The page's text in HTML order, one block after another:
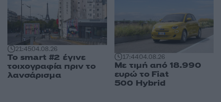
21:4504.08.26
Το smart #2 έγινε
τοιχογραφία πριν το
λανσάρισμα
17:4404.08.26
Με τιμή από 18.990
ευρώ το Fiat
500 Hybrid